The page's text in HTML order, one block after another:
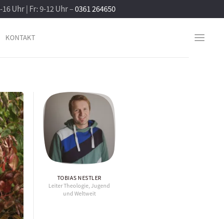
16 Uhr | Fr: 9-12 Uhr –0361 264650
KONTAKT
TOBIAS NESTLER
Leiter Theologie, Jugend
und Weltweit